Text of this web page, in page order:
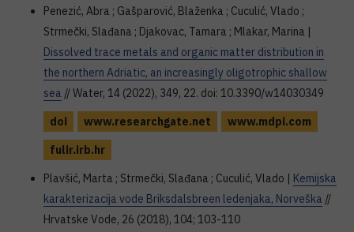
Penezić, Abra ; Gašparović, Blaženka ; Cuculić, Vlado ;
Strmečki, Slađana ; Djakovac, Tamara ; Mlakar, Marina |
Dissolved trace metals and organic matter distribution in
the northern Adriatic, an increasingly oligotrophic shallow
sea // Water, 14 (2022), 349, 22. doi: 10.3390/w14030349
doi
www.researchgate.net
www.mdpi.com
fulir.irb.hr
Plavšić, Marta ; Strmečki, Slađana ; Cuculić, Vlado | Kemijska
karakterizacija vode Briksdalsbreen ledenjaka, Norveška //
Hrvatske Vode, 26 (2018), 104; 103-110